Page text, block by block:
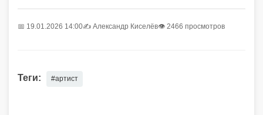
📅 19.01.2026 14:00✍️ Александр Киселёв👁 2466 просмотров
Теги: #артист